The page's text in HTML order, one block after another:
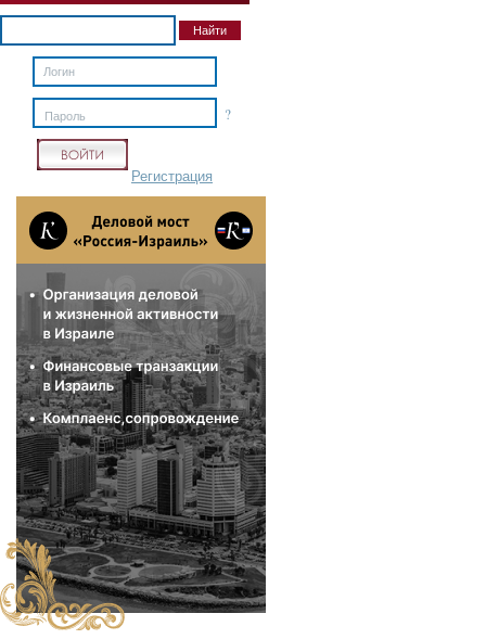
?
Пароль
Регистрация